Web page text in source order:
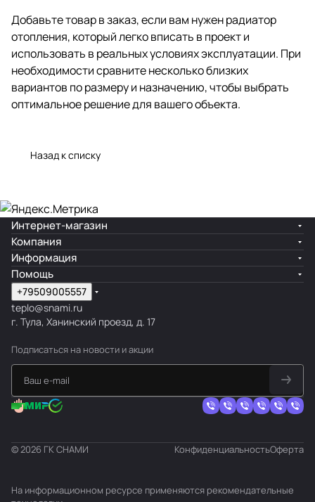
Добавьте товар в заказ, если вам нужен радиатор
отопления, который легко вписать в проект и
использовать в реальных условиях эксплуатации. При
необходимости сравните несколько близких
вариантов по размеру и назначению, чтобы выбрать
оптимальное решение для вашего объекта.
Назад к списку
Интернет-магазин
Компания
Информация
Помощь
+79509005557
teplo@snami.ru
г. Тула, Ханинский проезд, д. 17
Подписаться на новости и акции
© 2026 ГК СНАМИ КонфиденциальностьОферта
На информационном ресурсе применяются рекомендательные